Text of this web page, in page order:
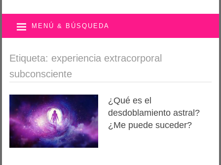
MENÚ & BÚSQUEDA
Etiqueta: experiencia extracorporal
subconsciente
¿Qué es el
desdoblamiento astral?
¿Me puede suceder?